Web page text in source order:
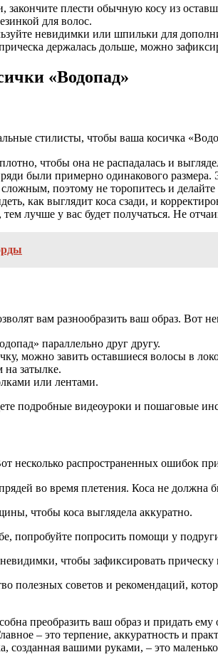
закончите плести обычную косу из
для волос.
невидимки или шпильки для
держалась дольше, можно
«Водопад»
стилисты, чтобы ваша косичка
чтобы она не распадалась и
были примерно одинакового размера.
поэтому не торопитесь и делайте
как выглядит коса сзади, и
лучше у вас будет получаться. Не
вам разнообразить ваш образ. Вот
параллельно друг другу.
можно завить оставшиеся волосы в
затылке.
или лентами.
подробные видеоуроки и пошаговые
распространенных ошибок
во время плетения. Коса не
чтобы коса выглядела аккуратно.
попробуйте попросить помощи у
чтобы зафиксировать прическу
полезных советов и рекомендаций,
преобразить ваш образ и придать
– это терпение, аккуратность и
вашими руками, – это